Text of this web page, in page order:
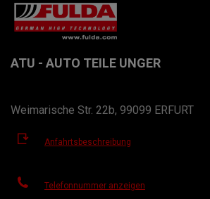
ATU - AUTO TEILE UNGER
Weimarische Str. 22b, 99099 ERFURT
Anfahrtsbeschreibung
Telefonnummer anzeigen